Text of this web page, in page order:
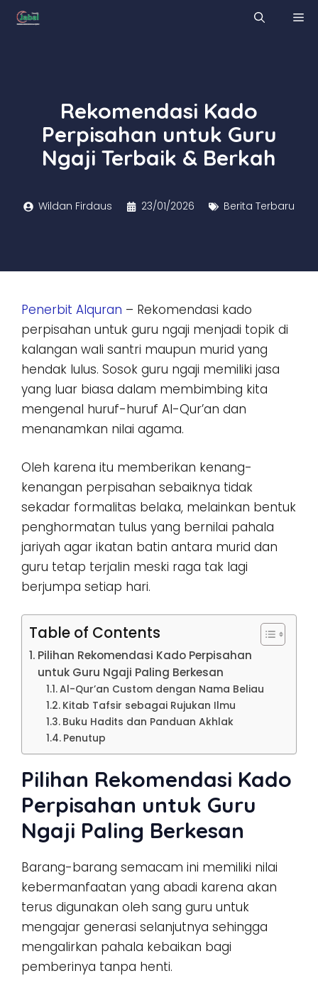
Skip
Rekomendasi Kado
Perpisahan untuk Guru
Ngaji Terbaik & Berkah
Wildan Firdaus 23/01/2026 Berita Terbaru
Penerbit Alquran – Rekomendasi kado
perpisahan untuk guru ngaji menjadi topik di
kalangan wali santri maupun murid yang
hendak lulus. Sosok guru ngaji memiliki jasa
yang luar biasa dalam membimbing kita
mengenal huruf-huruf Al-Qur’an dan
menanamkan nilai agama.
Oleh karena itu memberikan kenang-
kenangan perpisahan sebaiknya tidak
sekadar formalitas belaka, melainkan bentuk
penghormatan tulus yang bernilai pahala
jariyah agar ikatan batin antara murid dan
guru tetap terjalin meski raga tak lagi
berjumpa setiap hari.
Table of Contents
Pilihan Rekomendasi Kado Perpisahan
untuk Guru Ngaji Paling Berkesan
Al-Qur’an Custom dengan Nama Beliau
Kitab Tafsir sebagai Rujukan Ilmu
Buku Hadits dan Panduan Akhlak
Penutup
Pilihan Rekomendasi Kado
Perpisahan untuk Guru
Ngaji Paling Berkesan
Barang-barang semacam ini memiliki nilai
kebermanfaatan yang abadi karena akan
terus digunakan oleh sang guru untuk
mengajar generasi selanjutnya sehingga
mengalirkan pahala kebaikan bagi
pemberinya tanpa henti.